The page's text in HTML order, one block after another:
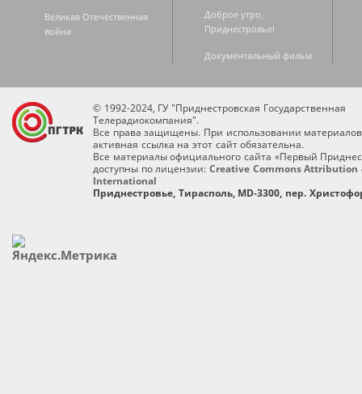
Великая Отечественная
война
Доброе утро,
Приднестровье!
Документальный фильм
© 1992-2024, ГУ "Приднестровская Государственная
Телерадиокомпания".
Все права защищены. При использовании
активная ссылка на этот сайт обязательна.
Все материалы официального сайта «Первый
доступны по лицензии: Creative Commons Attribution
International
Приднестровье, Тирасполь, MD-3300, пер.